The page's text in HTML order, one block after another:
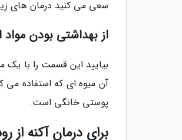
سعی می کنید درمان های
از بهداشتی بودن
بیایید این قسمت را با
آن میوه ای که استفاده
پوستی خانگی است.
برای درمان آکنه از